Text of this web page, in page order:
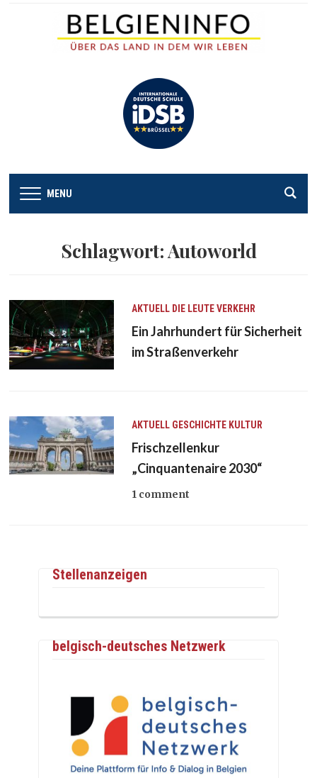
MENU
Schlagwort:Autoworld
AKTUELL DIE LEUTEVERKEHR
Ein Jahrhundert für Sicherheit
im Straßenverkehr
AKTUELL GESCHICHTE KULTUR
Frischzellenkur
„Cinquantenaire 2030“
1 comment
Stellenanzeigen
belgisch-deutsches Netzwerk